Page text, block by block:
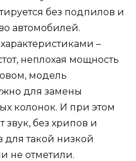
без подпилов и
автомобилей.
–
неплохая мощность
модель
для замены
колонок. И при этом
звук, без хрипов и
такой низкой
не отметили.